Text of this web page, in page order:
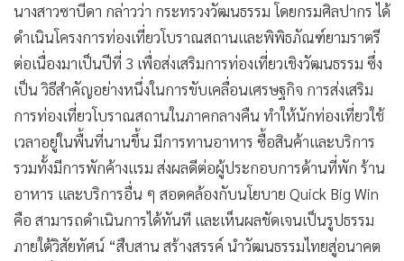
Factcheck
ญี่ปุ่น
News1
• Gotomanager
นางสาวซาบีดา กล่าวว่า กระทรวงวัฒนธรรม โดยกรมศิลปากร ได้
ดำเนินโครงการท่องเที่ยวโบราณสถานและพิพิธภัณฑ์ยามราตรี
ต่อเนื่องมาเป็นปีที่ 3 เพื่อส่งเสริมการท่องเที่ยวเชิงวัฒนธรรม ซึ่ง
เป็น วิธีสำคัญอย่างหนึ่งในการขับเคลื่อนเศรษฐกิจ การส่งเสริม
การท่องเที่ยวโบราณสถานในภาคกลางคืน ทำให้นักท่องเที่ยวใช้
เวลาอยู่ในพื้นที่นานขึ้น มีการทานอาหาร ซื้อสินค้าและบริการ
รวมทั้งมีการพักค้างแรม ส่งผลดีต่อผู้ประกอบการด้านที่พัก ร้าน
อาหาร และบริการอื่น ๆ สอดคล้องกับนโยบาย Quick Big Win
คือ สามารถดำเนินการได้ทันที และเห็นผลชัดเจนเป็นรูปธรรม
ภายใต้วิสัยทัศน์ “สืบสาน สร้างสรรค์ นำวัฒนธรรมไทยสู่อนาคต